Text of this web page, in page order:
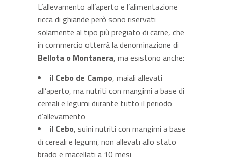
L’allevamento all’aperto e l’alimentazione
ricca di ghiande però sono riservati
solamente al tipo più pregiato di carne, che
in commercio otterrà la denominazione di
Bellota o Montanera, ma esistono anche:
il Cebo de Campo, maiali allevati
all’aperto, ma nutriti con mangimi a base di
cereali e legumi durante tutto il periodo
d’allevamento
il Cebo, suini nutriti con mangimi a base
di cereali e legumi, non allevati allo stato
brado e macellati a 10 mesi